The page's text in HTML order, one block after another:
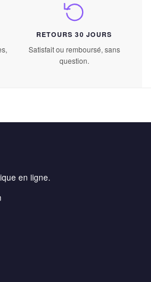
RETOURS 30 JOURS
Satisfait ou remboursé, sans
question.
en ligne.